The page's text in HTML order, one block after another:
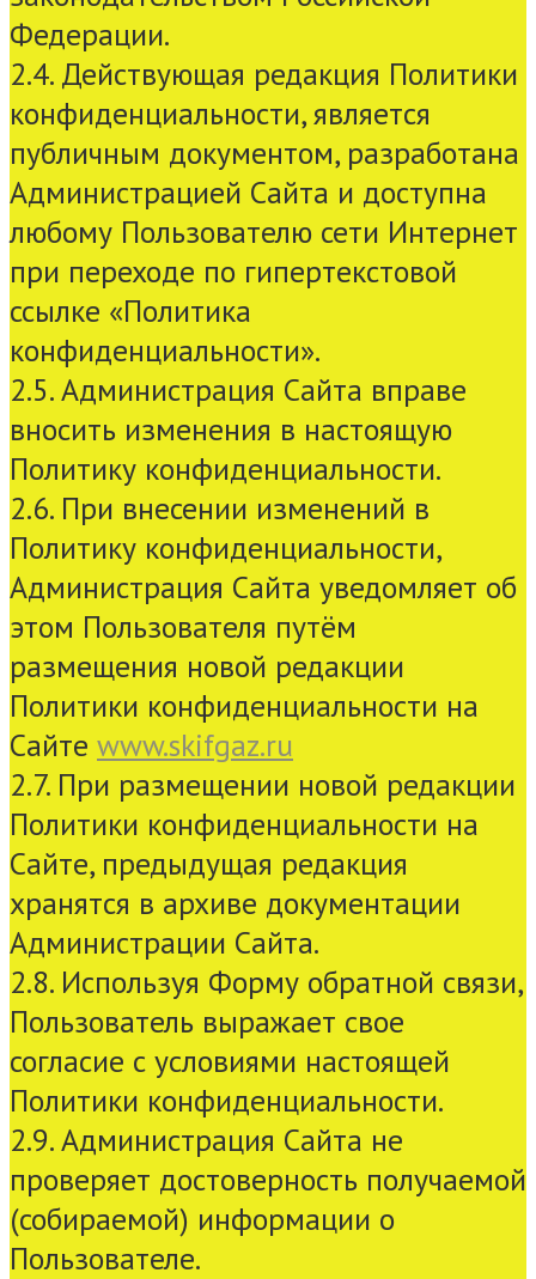
Федерации.
2.4. Действующая редакция Политики
конфиденциальности, является
публичным документом, разработана
Администрацией Сайта и доступна
любому Пользователю сети Интернет
при переходе по гипертекстовой
ссылке «Политика
конфиденциальности».
2.5. Администрация Сайта вправе
вносить изменения в настоящую
Политику конфиденциальности.
2.6. При внесении изменений в
Политику конфиденциальности,
Администрация Сайта уведомляет об
этом Пользователя путём
размещения новой редакции
Политики конфиденциальности на
Сайте www.skifgaz.ru
2.7. При размещении новой редакции
Политики конфиденциальности на
Сайте, предыдущая редакция
хранятся в архиве документации
Администрации Сайта.
2.8. Используя Форму обратной связи,
Пользователь выражает свое
согласие с условиями настоящей
Политики конфиденциальности.
2.9. Администрация Сайта не
проверяет достоверность получаемой
(собираемой) информации о
Пользователе.